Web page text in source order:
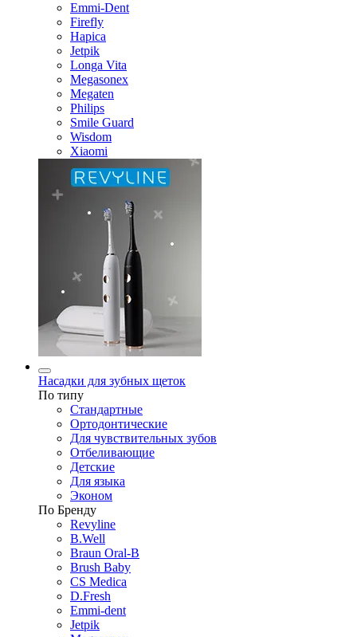
Emmi-Dent
Firefly
Hapica
Jetpik
Longa Vita
Megasonex
Megaten
Philips
Smile Guard
Wisdom
Xiaomi
Насадки для зубных щеток
По типу
Стандартные
Ортодонтические
Для чувствительных зубов
Отбеливающие
Детские
Для языка
Эконом
По Бренду
Revyline
B.Well
Braun Oral-B
Brush Baby
CS Medica
D.Fresh
Emmi-dent
Jetpik